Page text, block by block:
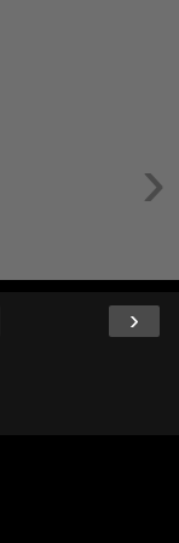
›
›